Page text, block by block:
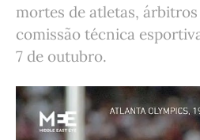
mortes de atletas,
comissão técnica
7 de outubro.